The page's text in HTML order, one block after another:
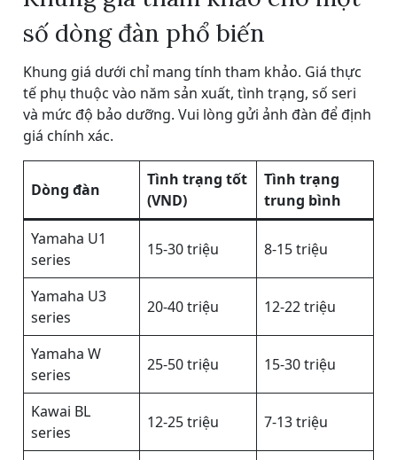
số dòng đàn phổ biến
Khung giá dưới chỉ mang tính tham khảo. Giá thực
tế phụ thuộc vào năm sản xuất, tình trạng, số seri
và mức độ bảo dưỡng. Vui lòng gửi ảnh đàn để định
giá chính xác.
Dòng đàn
Tình trạng tốt
(VND)
Tình trạng
trung bình
Yamaha U1
series
15-30 triệu 8-15 triệu
Yamaha U3
series
20-40 triệu 12-22 triệu
Yamaha W
series
25-50 triệu 15-30 triệu
Kawai BL
series
12-25 triệu 7-13 triệu